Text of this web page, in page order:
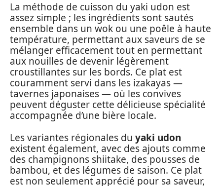
La méthode de cuisson du yaki udon est
assez simple ; les ingrédients sont sautés
ensemble dans un wok ou une poêle à haute
température, permettant aux saveurs de se
mélanger efficacement tout en permettant
aux nouilles de devenir légèrement
croustillantes sur les bords. Ce plat est
couramment servi dans les izakayas —
tavernes japonaises — où les convives
peuvent déguster cette délicieuse spécialité
accompagnée d’une bière locale.
Les variantes régionales du yaki udon
existent également, avec des ajouts comme
des champignons shiitake, des pousses de
bambou, et des légumes de saison. Ce plat
est non seulement apprécié pour sa saveur,